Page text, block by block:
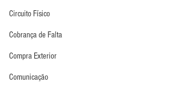
Circuito Físico
Cobrança de Falta
Compra Exterior
Comunicação